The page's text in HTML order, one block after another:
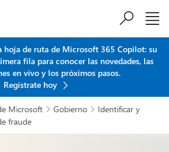
hoja de ruta de Microsoft 365 Copilot: su
fila para conocer las novedades, las
en vivo y los próximos pasos.
Regístrate hoy
Microsoft  Gobierno 
Identificar y
fraude